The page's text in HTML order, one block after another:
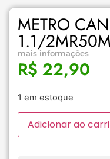
METRO
1.1/
mais informações
R$ 22,90
1 em estoque
Adicionar ao